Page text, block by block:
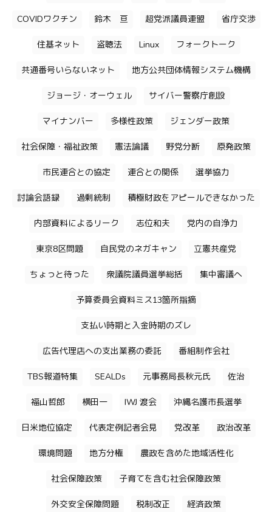
COVIDワクチン 鈴木 亘 超党派議員連盟 省庁交渉
住基ネット 盗聴法 Linux フォークトーク
共通番号いらないネット 地方公共団体情報システム機構
ジョージ・オーウェル サイバー警察庁創設
マイナンバー 多様性政策 ジェンダー政策
社会保障・福祉政策 憲法論議 野党分断 原発政策
市民連合との協定 連合との関係 選挙協力
討論会語録 過剰統制 積極財政をアピールできなかった
内部資料によるリーク 志位和夫 党内の自浄力
東京8区問題 自民党のネガキャン 立憲共産党
ちょっと待った 衆議院議員選挙総括 集中審議へ
予算委員会資料ミス13箇所指摘
支払い時期と入金時期のズレ
広告代理店への支出業務の委託 番組制作会社
TBS報道特集 SEALDs 元事務局長秋元氏 佐治
福山哲郎 横田一 IWJ 渡会 沖縄名護市長選挙
日米地位協定 代表定例記者会見 党改革 政治改革
環境問題 地方分権 農政を含めた地域活性化
社会保障政策 子育てを含む社会保障政策
外交安全保障問題 税制改正 経済政策